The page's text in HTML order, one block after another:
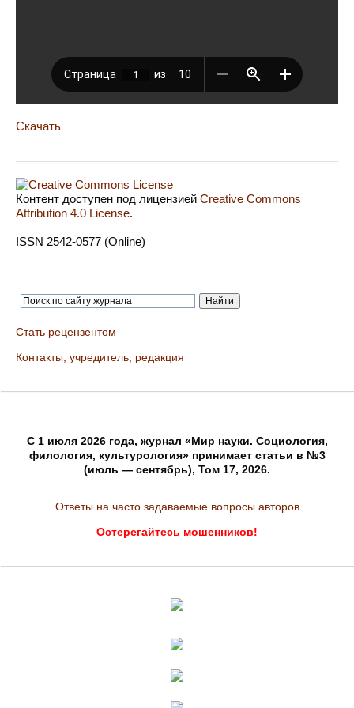
Скачать
Контент доступен под лицензией Creative Commons
Attribution 4.0 License.
ISSN 2542-0577 (Online)
Стать рецензентом
Контакты, учредитель, редакция
C 1 июля 2026 года, журнал «Мир науки. Социология,
филология, культурология» принимает статьи в №3
(июль — сентябрь), Том 17, 2026.
Ответы на часто задаваемые вопросы авторов
Остерегайтесь мошенников!